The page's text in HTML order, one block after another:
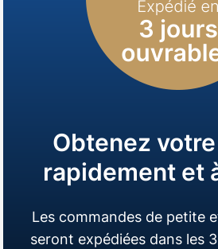
Obtenez
rapidement et
Les commandes de petite
seront expédiées dans les